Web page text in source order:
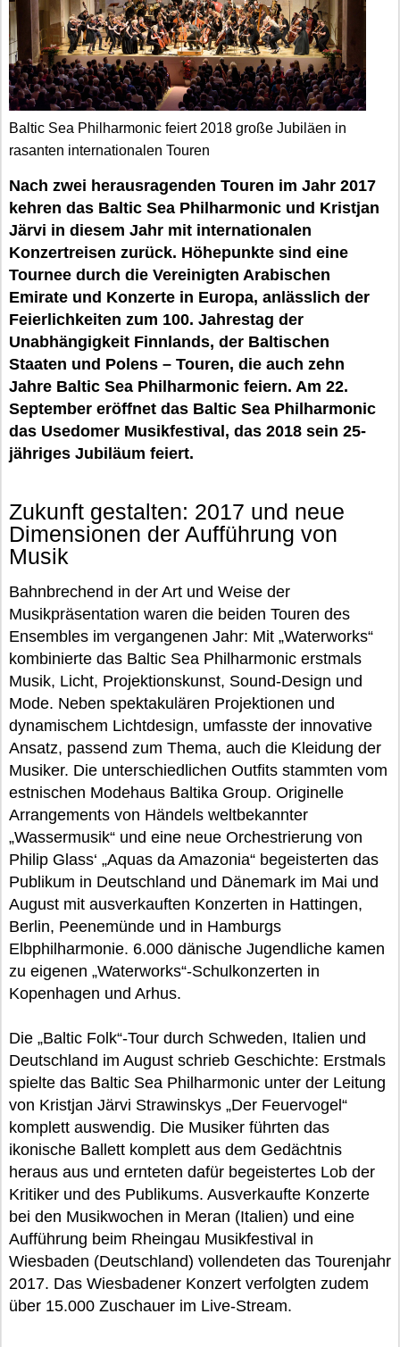
Baltic Sea Philharmonic feiert 2018 große Jubiläen in
rasanten internationalen Touren
Nach zwei herausragenden Touren im Jahr 2017
kehren das Baltic Sea Philharmonic und Kristjan
Järvi in diesem Jahr mit internationalen
Konzertreisen zurück. Höhepunkte sind eine
Tournee durch die Vereinigten Arabischen
Emirate und Konzerte in Europa, anlässlich der
Feierlichkeiten zum 100. Jahrestag der
Unabhängigkeit Finnlands, der Baltischen
Staaten und Polens – Touren, die auch zehn
Jahre Baltic Sea Philharmonic feiern. Am 22.
September eröffnet das Baltic Sea Philharmonic
das Usedomer Musikfestival, das 2018 sein 25-
jähriges Jubiläum feiert.
Zukunft gestalten: 2017 und neue
Dimensionen der Aufführung von
Musik
Bahnbrechend in der Art und Weise der
Musikpräsentation waren die beiden Touren des
Ensembles im vergangenen Jahr: Mit „Waterworks“
kombinierte das Baltic Sea Philharmonic erstmals
Musik, Licht, Projektionskunst, Sound-Design und
Mode. Neben spektakulären Projektionen und
dynamischem Lichtdesign, umfasste der innovative
Ansatz, passend zum Thema, auch die Kleidung der
Musiker. Die unterschiedlichen Outfits stammten vom
estnischen Modehaus Baltika Group. Originelle
Arrangements von Händels weltbekannter
„Wassermusik“ und eine neue Orchestrierung von
Philip Glass‘ „Aquas da Amazonia“ begeisterten das
Publikum in Deutschland und Dänemark im Mai und
August mit ausverkauften Konzerten in Hattingen,
Berlin, Peenemünde und in Hamburgs
Elbphilharmonie. 6.000 dänische Jugendliche kamen
zu eigenen „Waterworks“-Schulkonzerten in
Kopenhagen und Arhus.
Die „Baltic Folk“-Tour durch Schweden, Italien und
Deutschland im August schrieb Geschichte: Erstmals
spielte das Baltic Sea Philharmonic unter der Leitung
von Kristjan Järvi Strawinskys „Der Feuervogel“
komplett auswendig. Die Musiker führten das
ikonische Ballett komplett aus dem Gedächtnis
heraus aus und ernteten dafür begeistertes Lob der
Kritiker und des Publikums. Ausverkaufte Konzerte
bei den Musikwochen in Meran (Italien) und eine
Aufführung beim Rheingau Musikfestival in
Wiesbaden (Deutschland) vollendeten das Tourenjahr
2017. Das Wiesbadener Konzert verfolgten zudem
über 15.000 Zuschauer im Live-Stream.